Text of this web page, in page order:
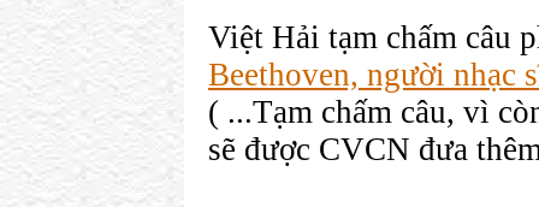
Việt Hải tạm chấm câu
Beethoven, người nhạc
( ...Tạm chấm câu, vì
sẽ được CVCN đưa